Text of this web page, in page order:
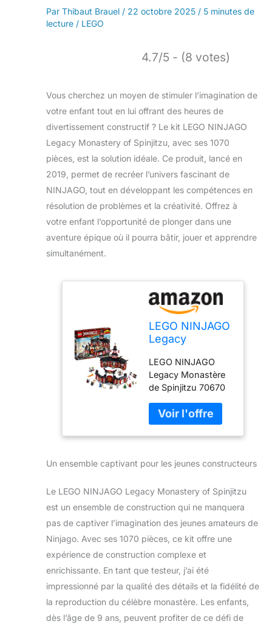
Par Thibaut Brauel / 22 octobre 2025 / 5 minutes de
lecture / LEGO
4.7/5 - (8 votes)
Vous cherchez un moyen de stimuler l’imagination de
votre enfant tout en lui offrant des heures de
divertissement constructif ? Le kit LEGO NINJAGO
Legacy Monastery of Spinjitzu, avec ses 1070
pièces, est la solution idéale. Ce produit, lancé en
2019, permet de recréer l’univers fascinant de
NINJAGO, tout en développant les compétences en
résolution de problèmes et la créativité. Offrez à
votre enfant l’opportunité de plonger dans une
aventure épique où il pourra bâtir, jouer et apprendre
simultanément.
LEGO NINJAGO
Legacy
Spinjitzu 70670
Building Kit,
New 2019 (1070
Pieces)
LEGO NINJAGO
Legacy Monastère
de Spinjitzu 70670
nouveau 2019 1070
pièces Marque:
LEGO
Un ensemble captivant pour les jeunes constructeurs
Le LEGO NINJAGO Legacy Monastery of Spinjitzu
est un ensemble de construction qui ne manquera
pas de captiver l’imagination des jeunes amateurs de
Ninjago. Avec ses 1070 pièces, ce kit offre une
expérience de construction complexe et
enrichissante. En tant que testeur, j’ai été
impressionné par la qualité des détails et la fidélité de
la reproduction du célèbre monastère. Les enfants,
dès l’âge de 9 ans, peuvent profiter de ce défi de